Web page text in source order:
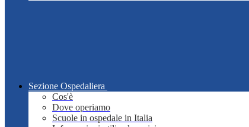
Sezione Ospedaliera
Cos'è
Dove operiamo
Scuole in ospedale in Italia